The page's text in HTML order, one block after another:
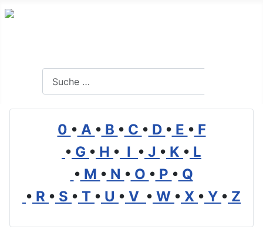
0 • A • B • C • D • E • F
• G • H • I • J • K • L
• M • N • O • P • Q
• R • S • T • U • V • W • X • Y • Z